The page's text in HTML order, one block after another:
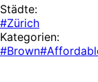
Städte:
#Zürich
Kategorien:
#Brown